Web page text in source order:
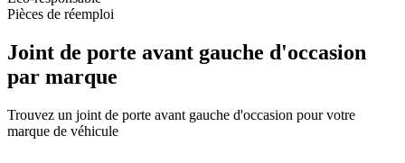
Pièces de réemploi
Joint de porte avant gauche d'occasion
par marque
Trouvez un joint de porte avant gauche d'occasion pour votre
marque de véhicule